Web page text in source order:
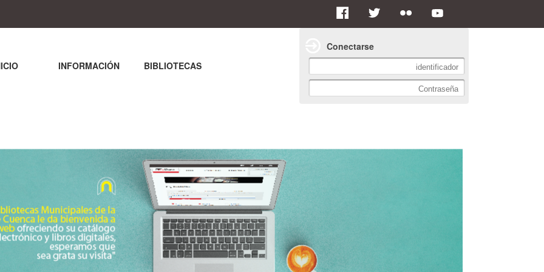
INFORMACIÓN BIBLIOTECAS
Conectarse